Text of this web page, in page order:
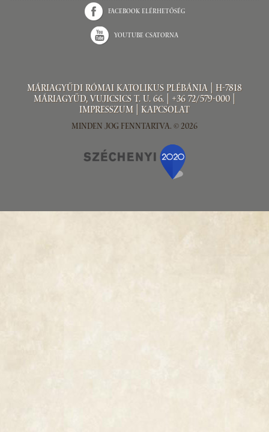
Facebook elérhetőség
Youtube csatorna
Máriagyűdi Római Katolikus Plébánia | H-7818
Máriagyűd, Vujicsics T. u. 66. | +36 72/579-000 |
Impresszum
Kapcsolat
Minden jog fenntartva. © 2026